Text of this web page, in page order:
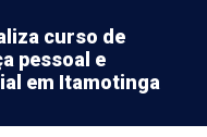
curso de
pessoal e
em Itamotinga
Integrada